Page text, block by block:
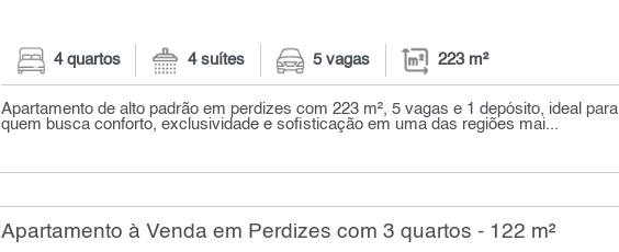
4 quartos 4 suítes 5 vagas 223 m²
Apartamento de alto padrão em perdizes com 223 m², 5 vagas e 1 depósito, ideal para
quem busca conforto, exclusividade e sofisticação em uma das regiões mai...
Apartamento à Venda em Perdizes com 3 quartos - 122 m²